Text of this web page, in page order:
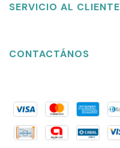
SERVICIO AL CLIENTE
CONTACTÁNOS